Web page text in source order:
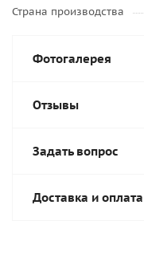
Страна производства
Фотогалерея
Отзывы
Задать вопрос
Доставка и оплата